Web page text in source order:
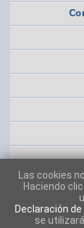
Las cookies
Haciendo
Declaración
se